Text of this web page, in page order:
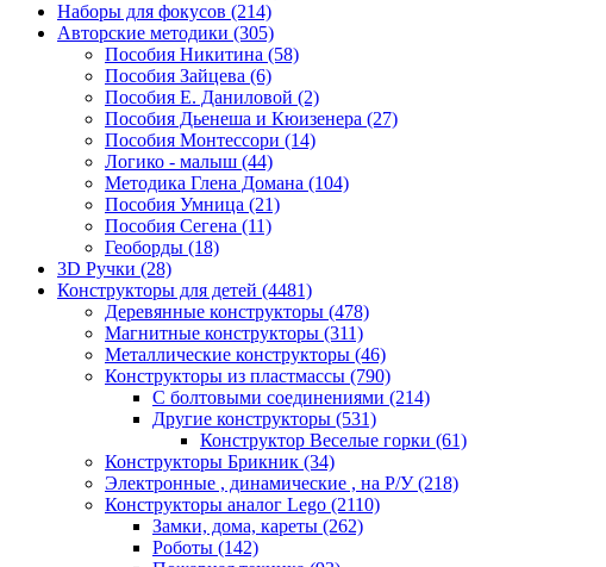
Наборы для фокусов (214)
Авторские методики (305)
Пособия Никитина (58)
Пособия Зайцева (6)
Пособия Е. Даниловой (2)
Пособия Дьенеша и Кюизенера (27)
Пособия Монтессори (14)
Логико - малыш (44)
Методика Глена Домана (104)
Пособия Умница (21)
Пособия Сегена (11)
Геоборды (18)
3D Ручки (28)
Конструкторы для детей (4481)
Деревянные конструкторы (478)
Магнитные конструкторы (311)
Металлические конструкторы (46)
Конструкторы из пластмассы (790)
С болтовыми соединениями (214)
Другие конструкторы (531)
Конструктор Веселые горки (61)
Конструкторы Брикник (34)
Электронные , динамические , на Р/У(218)
Конструкторы аналог Lego (2110)
Замки, дома, кареты (262)
Роботы (142)